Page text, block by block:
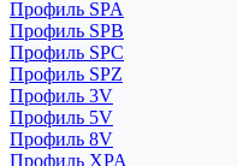
Профиль SPA
Профиль SPB
Профиль SPC
Профиль SPZ
Профиль 3V
Профиль 5V
Профиль 8V
Профиль XPA